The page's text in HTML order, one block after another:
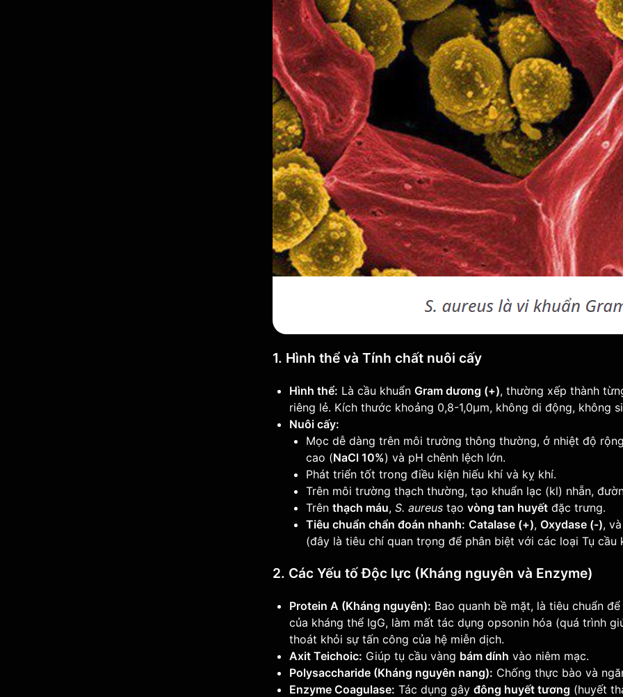
1. Hình thể và Tính chất nuôi cấy
Hình thể: Là cầu khuẩn Gram dương (+), thường xếp thành
riêng lẻ. Kích thước khoảng 0,8-1,0µm, không di động, không
Nuôi cấy:
Mọc dễ dàng trên môi trường thông thường, ở nhiệt độ
cao (NaCl 10%) và pH chênh lệch lớn.
Phát triển tốt trong điều kiện hiếu khí và kỵ khí.
Trên môi trường thạch thường, tạo khuẩn lạc (kl) nhẵn,
Trên thạch máu, S. aureus tạo vòng tan huyết đặc trưng.
Tiêu chuẩn chẩn đoán nhanh: Catalase (+), Oxydase (-),
(đây là tiêu chí quan trọng để phân biệt với các loại Tụ cầu
2. Các Yếu tố Độc lực (Kháng nguyên và Enzyme)
Protein A (Kháng nguyên): Bao quanh bề mặt, là tiêu chuẩn
của kháng thể IgG, làm mất tác dụng opsonin hóa (quá trình
thoát khỏi sự tấn công của hệ miễn dịch.
Axit Teichoic: Giúp tụ cầu vàng bám dính vào niêm mạc.
Polysaccharide (Kháng nguyên nang): Chống thực bào và
Enzyme Coagulase: Tác dụng gây đông huyết tương (huyết